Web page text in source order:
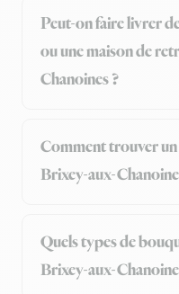
Peut-on faire livrer
ou une maison de
Chanoines ?
Comment trouver
Brixey-aux-
Quels types de
Brixey-aux-